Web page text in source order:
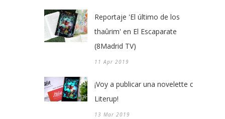
Reportaje 'El último de los
thaûrim' en El Escaparate
(8Madrid TV)
11 Apr 2019
¡Voy a publicar una novelette con
Literup!
13 Mar 2019